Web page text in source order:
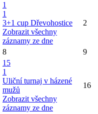
1
1
3+1 cup Dřevohostice
Zobrazit všechny
záznamy ze dne
2
8 9
15
1
Uliční turnaj v házené
mužů
Zobrazit všechny
záznamy ze dne
16